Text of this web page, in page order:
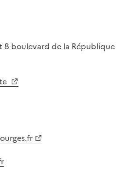
8 boulevard de la République